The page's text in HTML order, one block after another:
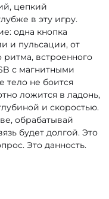
цепкий
в эту игру.
одна кнопка
и пульсации, от
ритма, встроенного
с магнитными
тело не боится
ложится в ладонь,
и скоростью.
обрабатывай
будет долгой. Это
Это данность.